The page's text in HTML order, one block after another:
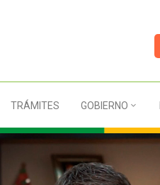
TRÁMITES GOBIERNO